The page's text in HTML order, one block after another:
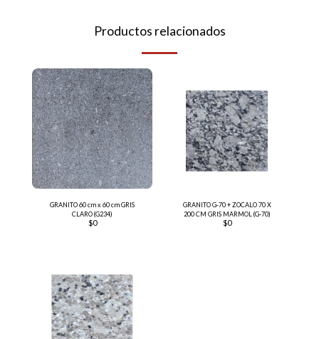
Productos relacionados
GRANITO 60 cm x 60 cm GRIS
CLARO (G234)
$0
GRANITO G-70 + ZOCALO 70 X
200 CM GRIS MARMOL (G-70)
$0